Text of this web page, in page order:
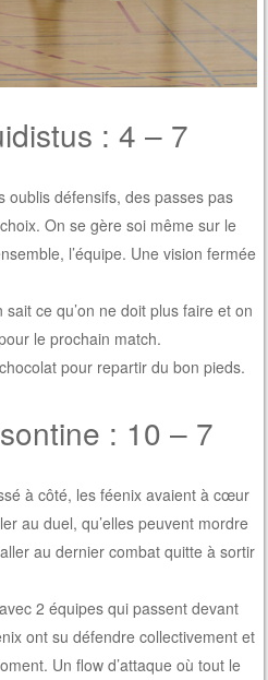
: 4 – 7
oublis défensifs, des passes pas
On se gère soi même sur le
l’équipe. Une vision fermée
ce qu’on ne doit plus faire et on
le prochain match.
pour repartir du bon pieds.
: 10 – 7
à côté, les féenix avaient à cœur
au duel, qu’elles peuvent mordre
au dernier combat quitte à sortir
2 équipes qui passent devant
ont su défendre collectivement et
Un flow d’attaque où tout le